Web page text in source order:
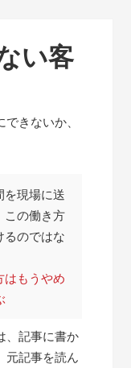
い客
きないか、
を現場に送
この働き方
るのではな
はもうやめ
、記事に書か
元記事を読ん